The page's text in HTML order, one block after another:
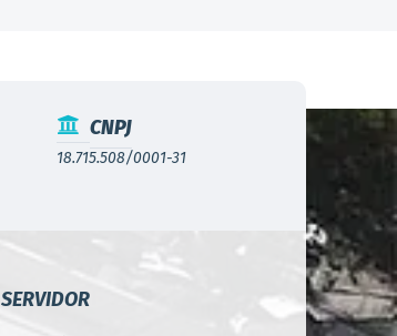
CNPJ
18.715.508/0001-31
SERVIDOR